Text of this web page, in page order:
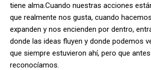
tiene alma.Cuando nuestras acciones
que realmente nos gusta, cuando
expanden y nos encienden por dentro,
donde las ideas fluyen y donde podemos
que siempre estuvieron ahí, pero que
reconocíamos.